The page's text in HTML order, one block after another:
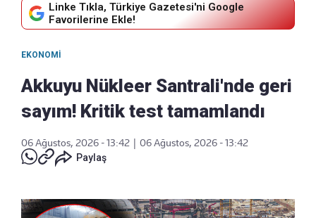
Linke Tıkla, Türkiye Gazetesi'ni Google
Favorilerine Ekle!
EKONOMI
Akkuyu Nükleer Santrali'nde geri
sayım! Kritik test tamamlandı
06 Ağustos, 2026 - 13:42
06 Ağustos, 2026 - 13:42
Paylaş